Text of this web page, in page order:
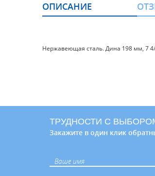
ОПИСАНИЕ
Нержавеющая сталь. Дина 198 мм, 7 4/
ТРУДНОСТИ С
Закажите в один клик